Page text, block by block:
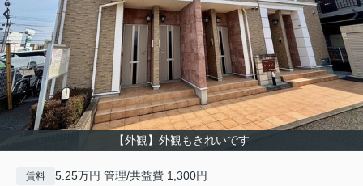
【外観】外観もきれいです
賃料 5.25万円 管理/共益費 1,300円